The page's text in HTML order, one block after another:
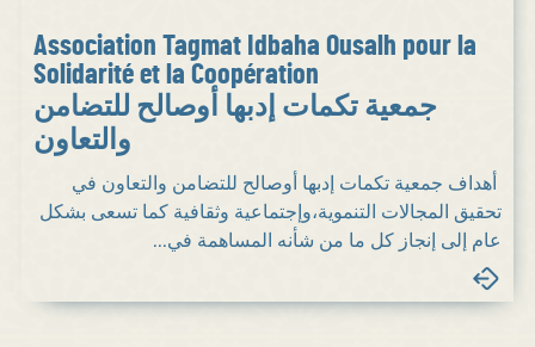
Association Tagmat Idbaha Ousalh pour la
Solidarité et la Coopération
جمعية تكمات إدبها أوصالح للتضامن
والتعاون
أهداف جمعية تكمات إدبها أوصالح للتضامن والتعاون في
تحقيق المجالات التنموية،وإجتماعية وثقافية كما تسعى بشكل
عام إلى إنجاز كل ما من شأنه المساهمة في...